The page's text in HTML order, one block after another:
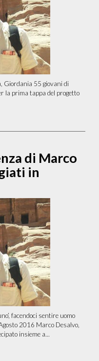
Giordania 55 giovani di
la prima tappa del progetto
di Marco
in
facendoci sentire uomo
2016 Marco Desalvo,
insieme a...